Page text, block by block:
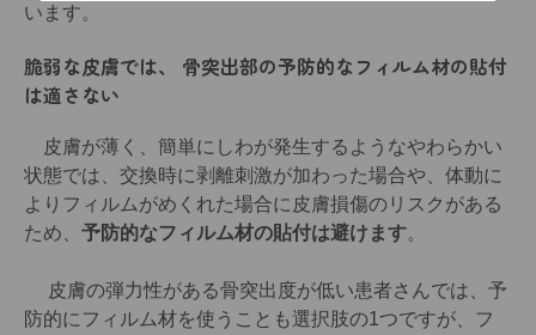
います。
脆弱な皮膚では、 骨突出部の予防的なフィルム材の貼付
は適さない
皮膚が薄く、簡単にしわが発生するようなやわらかい
状態では、交換時に剥離刺激が加わった場合や、体動に
よりフィルムがめくれた場合に皮膚損傷のリスクがある
ため、 予防的なフィルム材の貼付は避けます。
皮膚の弾力性がある骨突出度が低い患者さんでは、予
防的にフィルム材を使うことも選択肢の1つですが、フ